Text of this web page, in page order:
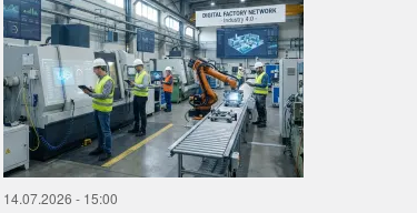
14.07.2026 - 15:00